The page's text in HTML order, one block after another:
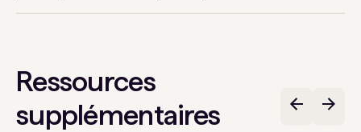
Ressources
supplémentaires